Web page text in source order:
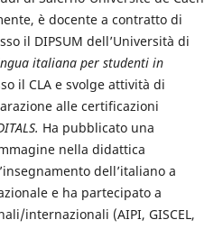
è docente a contratto di
il DIPSUM dell’Università di
italiana per studenti in
il CLA e svolge attività di
alle certificazioni
Ha pubblicato una
nella didattica
dell’italiano a
e ha partecipato a
internazionali (AIPI, GISCEL,